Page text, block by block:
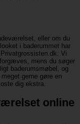
eller om du
i baderummet har
Vi
mens du søger
baderumsmøbel, og
gerne gøre en
dig ekstra.
online